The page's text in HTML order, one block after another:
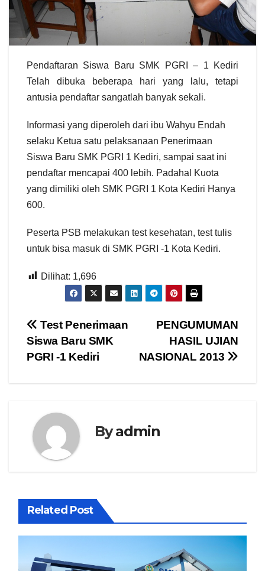
Pendaftaran Siswa Baru SMK PGRI – 1 Kediri
Telah dibuka beberapa hari yang lalu, tetapi
antusia pendaftar sangatlah banyak sekali.
Informasi yang diperoleh dari ibu Wahyu Endah
selaku Ketua satu pelaksanaan Penerimaan
Siswa Baru SMK PGRI 1 Kediri, sampai saat ini
pendaftar mencapai 400 lebih. Padahal Kuota
yang dimiliki oleh SMK PGRI 1 Kota Kediri Hanya
600.
Peserta PSB melakukan test kesehatan, test tulis
untuk bisa masuk di SMK PGRI -1 Kota Kediri.
Dilihat: 1,696
Navigasi
pos
PENGUMUMAN
HASIL UJIAN
NASIONAL 2013
Test Penerimaan
Siswa Baru SMK
PGRI -1 Kediri
Byadmin
Related Post